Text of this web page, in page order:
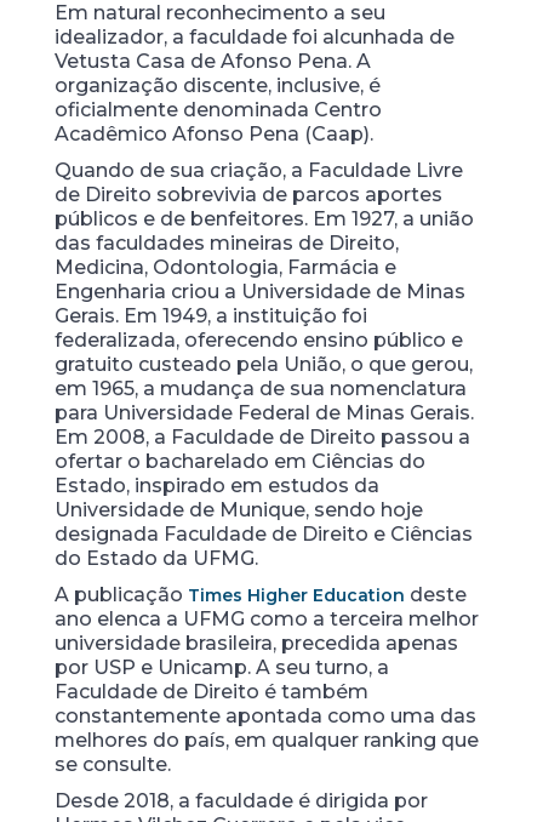
Em natural reconhecimento a seu
idealizador, a faculdade foi alcunhada de
Vetusta Casa de Afonso Pena. A
organização discente, inclusive, é
oficialmente denominada Centro
Acadêmico Afonso Pena (Caap).
Quando de sua criação, a Faculdade Livre
de Direito sobrevivia de parcos aportes
públicos e de benfeitores. Em 1927, a união
das faculdades mineiras de Direito,
Medicina, Odontologia, Farmácia e
Engenharia criou a Universidade de Minas
Gerais. Em 1949, a instituição foi
federalizada, oferecendo ensino público e
gratuito custeado pela União, o que gerou,
em 1965, a mudança de sua nomenclatura
para Universidade Federal de Minas Gerais.
Em 2008, a Faculdade de Direito passou a
ofertar o bacharelado em Ciências do
Estado, inspirado em estudos da
Universidade de Munique, sendo hoje
designada Faculdade de Direito e Ciências
do Estado da UFMG.
A publicação Times Higher Education deste
ano elenca a UFMG como a terceira melhor
universidade brasileira, precedida apenas
por USP e Unicamp. A seu turno, a
Faculdade de Direito é também
constantemente apontada como uma das
melhores do país, em qualquer ranking que
se consulte.
Desde 2018, a faculdade é dirigida por